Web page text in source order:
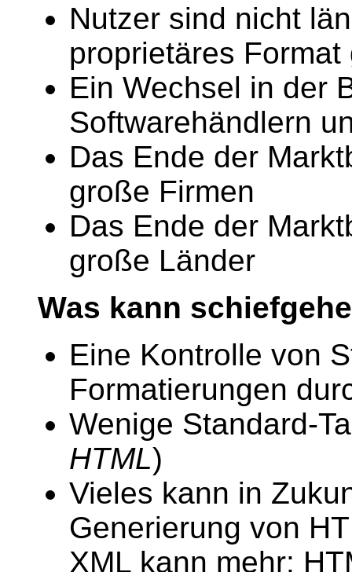
Nutzer sind nicht
proprietäres Format
Ein Wechsel in der
Softwarehändlern
Das Ende der
große Firmen
Das Ende der
große Länder
Was kann
Eine Kontrolle von
Formatierungen
Wenige Standard-
HTML)
Vieles kann in
Generierung von
XML kann mehr: